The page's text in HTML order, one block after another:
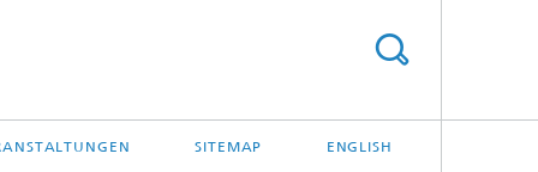
SITEMAP ENGLISH